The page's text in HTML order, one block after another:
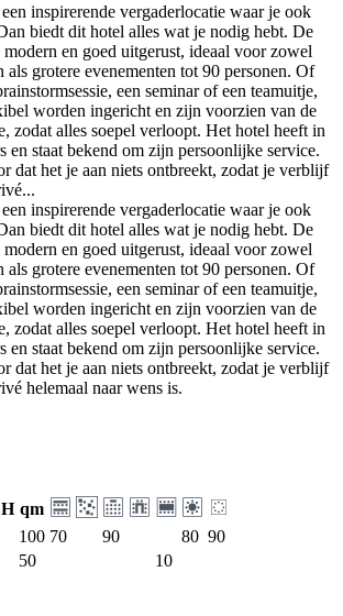
inspirerende vergaderlocatie waar je ook
biedt dit hotel alles wat je nodig hebt. De
en goed uitgerust, ideaal voor zowel
als grotere evenementen tot 90 personen. Of
een seminar of een teamuitje,
worden ingericht en zijn voorzien van de
zodat alles soepel verloopt. Het hotel heeft in
en staat bekend om zijn persoonlijke service.
dat het je aan niets ontbreekt, zodat je verblijf
inspirerende vergaderlocatie waar je ook
biedt dit hotel alles wat je nodig hebt. De
en goed uitgerust, ideaal voor zowel
als grotere evenementen tot 90 personen. Of
een seminar of een teamuitje,
worden ingericht en zijn voorzien van de
zodat alles soepel verloopt. Het hotel heeft in
en staat bekend om zijn persoonlijke service.
dat het je aan niets ontbreekt, zodat je verblijf
helemaal naar wens is.
H qm
100 70 90 80 90
50 10